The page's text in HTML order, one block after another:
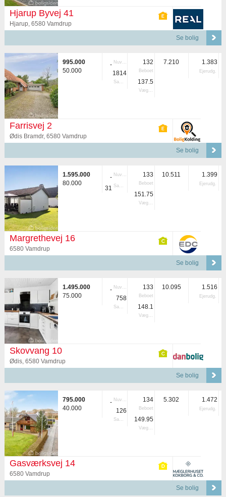
Hjarup Byvej 41
Hjarup, 6580 Vamdrup
Se bolig
995.000
50.000
- Nuvær.
1814
Samlet
132
Beboet
137.5
Vægtet
7.210 1.383
Ejerudg.
Farrisvej 2
Ødis Bramdr, 6580 Vamdrup
Se bolig
1.595.000
80.000
- Nuvær.
31 Samlet
133
Beboet
151.75
Vægtet
10.511 1.399
Ejerudg.
Margrethevej 16
6580 Vamdrup
Se bolig
1.495.000
75.000
- Nuvær.
758
Samlet
133
Beboet
148.1
Vægtet
10.095 1.516
Ejerudg.
Skovvang 10
Ødis, 6580 Vamdrup
Se bolig
795.000
40.000
- Nuvær.
126
Samlet
134
Beboet
149.95
Vægtet
5.302 1.472
Ejerudg.
Gasværksvej 14
6580 Vamdrup
Se bolig